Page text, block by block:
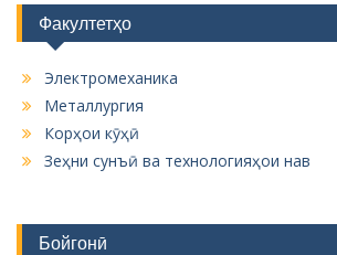
Факултетҳо
Электромеханика
Металлургия
Корҳои кӯҳӣ
Зеҳни сунъӣ ва технологияҳои нав
Бойгонӣ